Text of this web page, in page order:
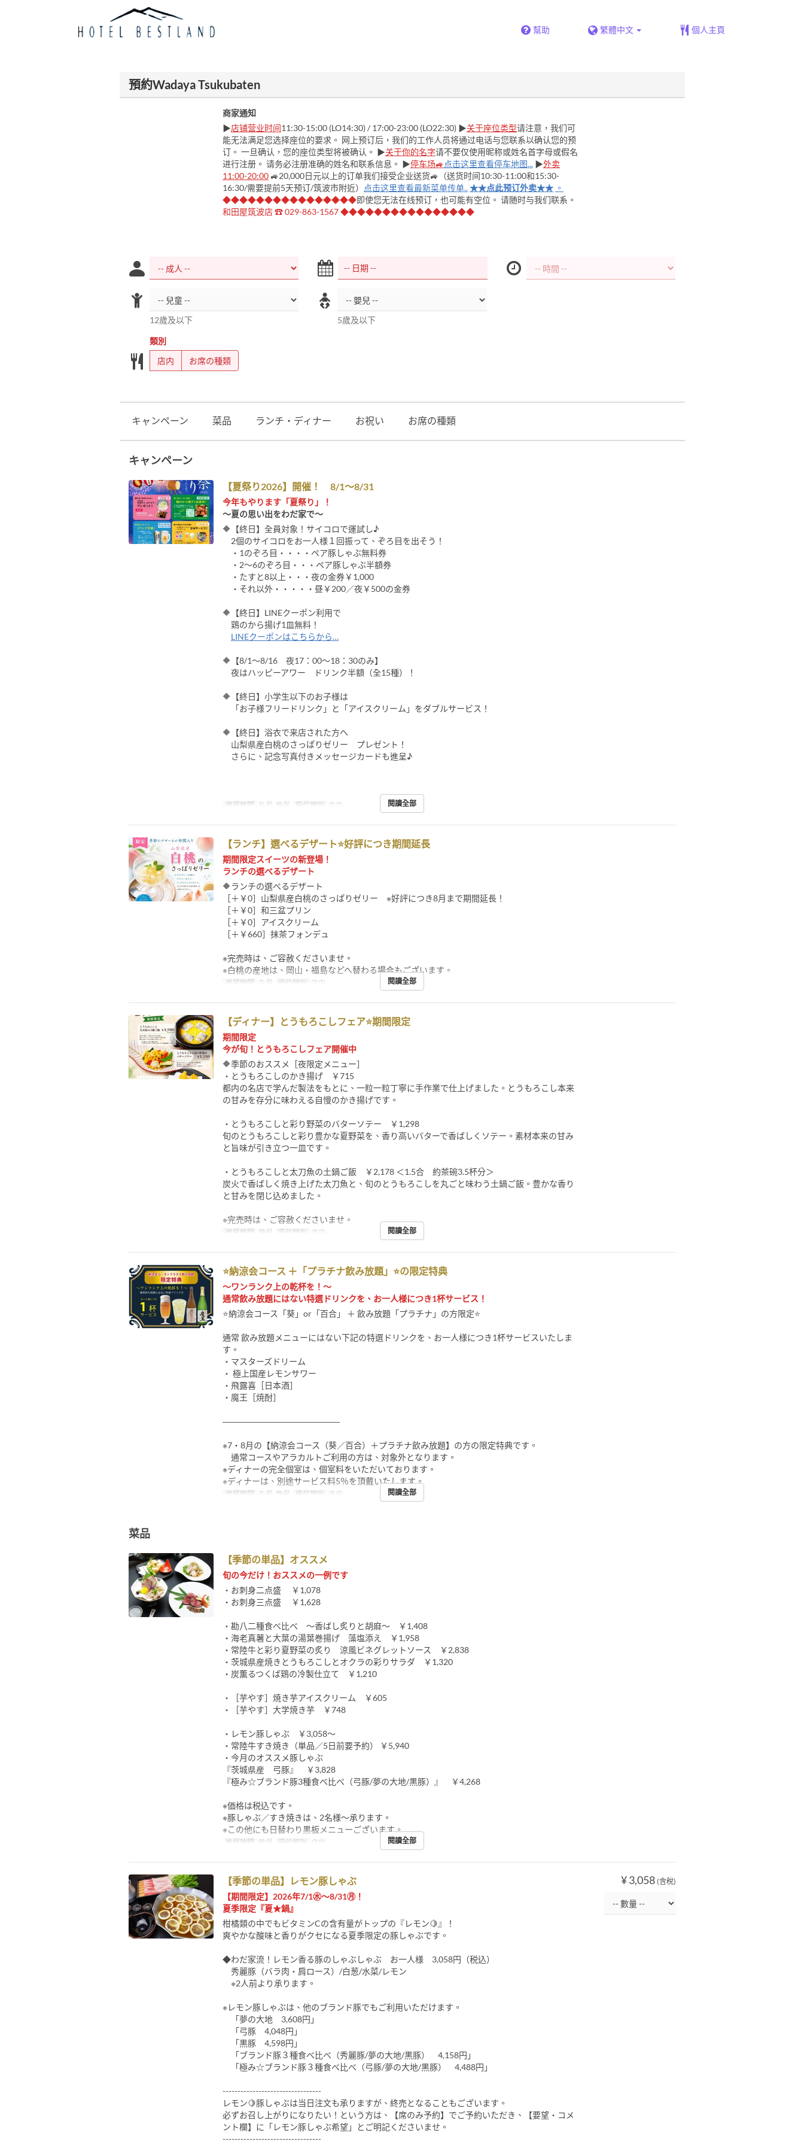
幫助 繁體中文 個人主頁
預約Wadaya Tsukubaten
商家通知
▶店铺营业时间11:30-15:00 (LO14:30) / 17:00-23:00 (LO22:30) ▶关于座位类型请注意，我们可
能无法满足您选择座位的要求。 网上预订后，我们的工作人员将通过电话与您联系以确认您的预
订。 一旦确认，您的座位类型将被确认。 ▶︎关于你的名字请不要仅使用昵称或姓名首字母或假名
进行注册。 请务必注册准确的姓名和联系信息。 ▶停车场🚙点击这里查看停车地图...▶外卖
11:00-20:00🚙20,000日元以上的订单我们接受企业送货🚙（送货时间10:30-11:00和15:30-
16:30/需要提前5天预订/筑波市附近）
点击这里查看最新菜单传单..★★点此预订外卖★★ 。
◆◆◆◆◆◆◆◆◆◆◆◆◆◆◆◆即使您无法在线预订，也可能有空位。 请随时与我们联系。
和田屋筑波店 ☎ 029-863-1567 ◆◆◆◆◆◆◆◆◆◆◆◆◆◆◆◆
12歲及以下 5歲及以下
類別
店内
お席の種類
キャンペーン 菜品 ランチ・ディナー お祝い お席の種類
キャンペーン
【夏祭り2026】開催！ 8/1～8/31
今年もやります「夏祭り」！
～夏の思い出をわだ家で～
🔶【終日】全員対象！サイコロで運試し♪
2個のサイコロをお一人様１回振って、ぞろ目を出そう！
・1のぞろ目・・・・ペア豚しゃぶ無料券
・2～6のぞろ目・・・ペア豚しゃぶ半額券
・たすと8以上・・・夜の金券￥1,000
・それ以外・・・・・昼￥200／夜￥500の金券
🔶【終日】LINEクーポン利用で
鶏のから揚げ1皿無料！
LINEクーポンはこちらから…
🔶【8/1～8/16 夜17：00～18：30のみ】
夜はハッピーアワー ドリンク半額（全15種）！
🔶【終日】小学生以下のお子様は
「お子様フリードリンク」と「アイスクリーム」をダブルサービス！
🔶【終日】浴衣で来店された方へ
山梨県産白桃のさっぱりゼリー プレゼント！
さらに、記念写真付きメッセージカードも進呈♪
進餐時間 午餐, 晚餐 座位類別 店内 閱讀全部
【ランチ】選べるデザート⭐好評につき期間延長
期間限定スイーツの新登場！
ランチの選べるデザート
🔶ランチの選べるデザート
［＋￥0］山梨県産白桃のさっぱりゼリー ※好評につき8月まで期間延長！
［＋￥0］和三盆プリン
［＋￥0］アイスクリーム
［＋￥660］抹茶フォンデュ
※完売時は、ご容赦くださいませ。
※白桃の産地は、岡山・福島などへ替わる場合もございます。
進餐時間 午餐 座位類別 店内 閱讀全部
【ディナー】とうもろこしフェア⭐期間限定
期間限定
今が旬！とうもろこしフェア開催中
🔶季節のおススメ［夜限定メニュー］
・とうもろこしのかき揚げ ￥715
都内の名店で学んだ製法をもとに、一粒一粒丁寧に手作業で仕上げました。とうもろこし本来
の甘みを存分に味わえる自慢のかき揚げです。
・とうもろこしと彩り野菜のバターソテー ￥1,298
旬のとうもろこしと彩り豊かな夏野菜を、香り高いバターで香ばしくソテー。素材本来の甘み
と旨味が引き立つ一皿です。
・とうもろこしと太刀魚の土鍋ご飯 ￥2,178 ＜1.5合 約茶碗3.5杯分＞
炭火で香ばしく焼き上げた太刀魚と、旬のとうもろこしを丸ごと味わう土鍋ご飯。豊かな香り
と甘みを閉じ込めました。
※完売時は、ご容赦くださいませ。
進餐時間 晚餐 座位類別 店内 閱讀全部
⭐納涼会コース ＋「プラチナ飲み放題」⭐の限定特典
～ワンランク上の乾杯を！～
通常飲み放題にはない特選ドリンクを、お一人様につき1杯サービス！
⭐納涼会コース「葵」or「百合」 ＋ 飲み放題「プラチナ」の方限定⭐
通常 飲み放題メニューにはない下記の特選ドリンクを、お一人様につき1杯サービスいたしま
す。
・マスターズドリーム
・ 極上国産レモンサワー
・飛露喜［日本酒］
・魔王［焼酎］
――――――――――――――
※7・8月の【納涼会コース（葵／百合）＋プラチナ飲み放題】の方の限定特典です。
通常コースやアラカルトご利用の方は、対象外となります。
※ディナーの完全個室は、個室料をいただいております。
※ディナーは、別途サービス料5％を頂戴いたします。
進餐時間 午餐, 晚餐 座位類別 店内 閱讀全部
菜品
【季節の単品】オススメ
旬の今だけ！おススメの一例です
・お刺身二点盛 ￥1,078
・お刺身三点盛 ￥1,628
・勘八二種食べ比べ ～香ばし炙りと胡麻～ ￥1,408
・海老真薯と大葉の湯葉巻揚げ 藻塩添え ￥1,958
・常陸牛と彩り夏野菜の炙り 涼風ビネグレットソース ￥2,838
・茨城県産焼きとうもろこしとオクラの彩りサラダ ￥1,320
・炭薫るつくば鶏の冷製仕立て ￥1,210
・［芋やす］焼き芋アイスクリーム ￥605
・［芋やす］大学焼き芋 ￥748
・レモン豚しゃぶ ￥3,058～
・常陸牛すき焼き（単品／5日前要予約） ￥5,940
・今月のオススメ豚しゃぶ
『茨城県産 弓豚』 ￥3,828
『極み☆ブランド豚3種食べ比べ（弓豚/夢の大地/黒豚）』 ￥4,268
※価格は税込です。
※豚しゃぶ／すき焼きは、2名様～承ります。
※この他にも日替わり黒板メニューございます。
進餐時間 晚餐 座位類別 店内 閱讀全部
¥ 3,058 (含稅)
【季節の単品】レモン豚しゃぶ
【期間限定】2026年7/1㊌～8/31㊊！
夏季限定『夏★鍋』
柑橘類の中でもビタミンCの含有量がトップの『レモン🍋』！
爽やかな酸味と香りがクセになる夏季限定の豚しゃぶです。
◆わだ家流！レモン香る豚のしゃぶしゃぶ お一人様 3,058円（税込）
秀麗豚（バラ肉・肩ロース）/白葱/水菜/レモン
※2人前より承ります。
※レモン豚しゃぶは、他のブランド豚でもご利用いただけます。
「夢の大地 3,608円」
「弓豚 4,048円」
「黒豚 4,598円」
「ブランド豚３種食べ比べ（秀麗豚/夢の大地/黒豚） 4,158円」
「極み☆ブランド豚３種食べ比べ（弓豚/夢の大地/黒豚） 4,488円」
---------------------------------
レモン🍋豚しゃぶは当日注文も承りますが、終売となることもございます。
必ずお召し上がりになりたい！という方は、【席のみ予約】でご予約いただき、【要望・コメ
ント欄】に「レモン豚しゃぶ希望」とご明記くださいませ。
---------------------------------